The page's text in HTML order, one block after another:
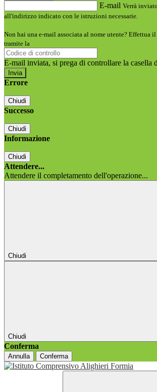
E-mail Verrà
all'indirizzo indicato con le istruzioni necessarie.
Non hai una e-mail associata al nome utente? Effettua
tramite la
E-mail inviata, si prega di controllare la casella
Errore
Chiudi
Successo
Chiudi
Informazione
Chiudi
Attendere...
Attendere il completamento dell'operazione...
Chiudi
Chiudi
Conferma
Annulla Conferma